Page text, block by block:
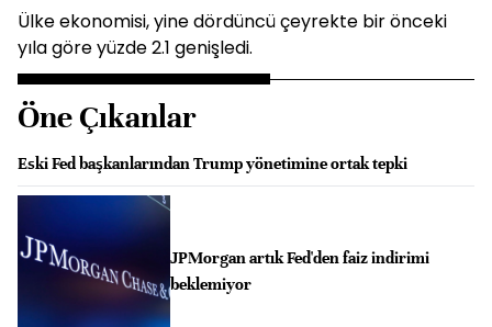
Ülke ekonomisi, yine dördüncü çeyrekte bir önceki
yıla göre yüzde 2.1 genişledi.
Öne Çıkanlar
Eski Fed başkanlarından Trump yönetimine ortak tepki
JPMorgan artık Fed'den faiz indirimi
beklemiyor